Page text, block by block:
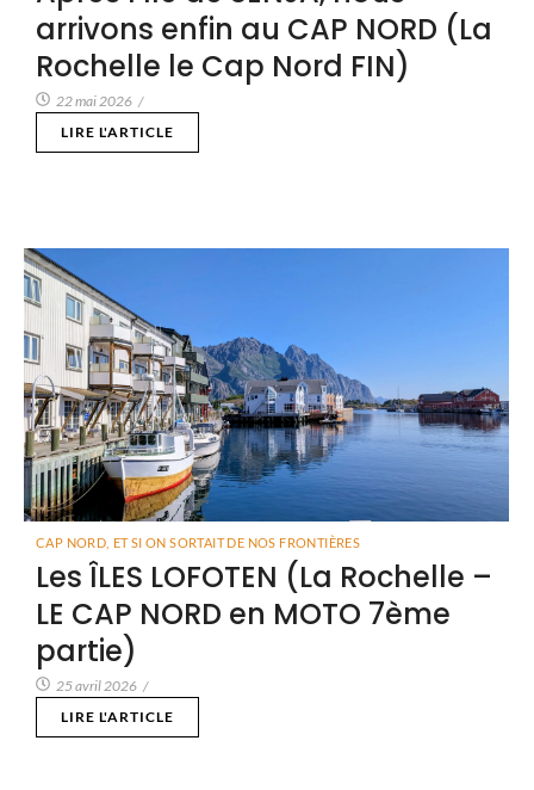
arrivons enfin au CAP NORD (La
Rochelle le Cap Nord FIN)
22 mai 2026 /
LIRE L'ARTICLE
CAP NORD ET SI ON SORTAIT DE NOS FRONTIÈRES
Les ÎLES LOFOTEN (La Rochelle –
LE CAP NORD en MOTO 7ème
partie)
25 avril 2026 /
LIRE L'ARTICLE